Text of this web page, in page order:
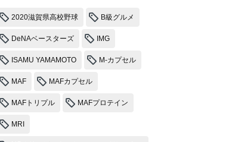
2020滋賀県高校野球 B級グルメ
DeNAベースターズ IMG
ISAMU YAMAMOTO M-カプセル
MAF MAFカプセル
MAFトリプル MAFプロテイン
MRI